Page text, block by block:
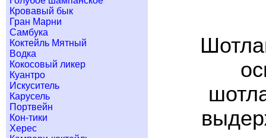
Кровавый бык
Гран Марни
Самбука
Коктейль Мятный
Водка
Кокосовый ликер
Куантро
Искуситель
Карусель
Портвейн
Кон-тики
Херес